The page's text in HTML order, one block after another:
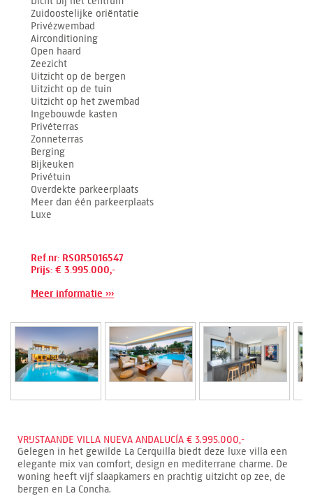
Zuidoostelijke oriëntatie
Privézwembad
Airconditioning
Open haard
Zeezicht
Uitzicht op de bergen
Uitzicht op de tuin
Uitzicht op het zwembad
Ingebouwde kasten
Privéterras
Zonneterras
Berging
Bijkeuken
Privétuin
Overdekte parkeerplaats
Meer dan één parkeerplaats
Luxe
Ref.nr: RSOR5016547
Prijs: € 3.995.000,-
Meer informatie ›››
VRIJSTAANDE VILLA NUEVA ANDALUCÍA € 3.995.000,-
Gelegen in het gewilde La Cerquilla biedt deze luxe villa een
elegante mix van comfort, design en mediterrane charme. De
woning heeft vijf slaapkamers en prachtig uitzicht op zee, de
bergen en La Concha.